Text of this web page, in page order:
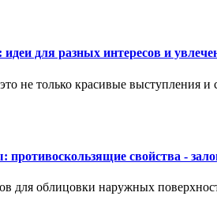
для разных интересов и
не только красивые выступления
свойства -
для облицовки наружных